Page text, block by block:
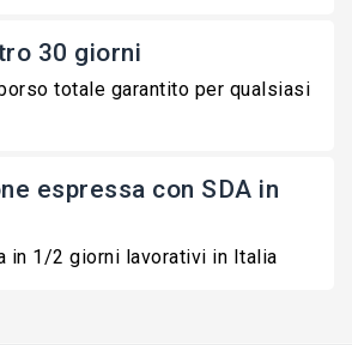
30 giorni
totale garantito per qualsiasi
espressa con SDA in
in 1/2 giorni lavorativi in Italia